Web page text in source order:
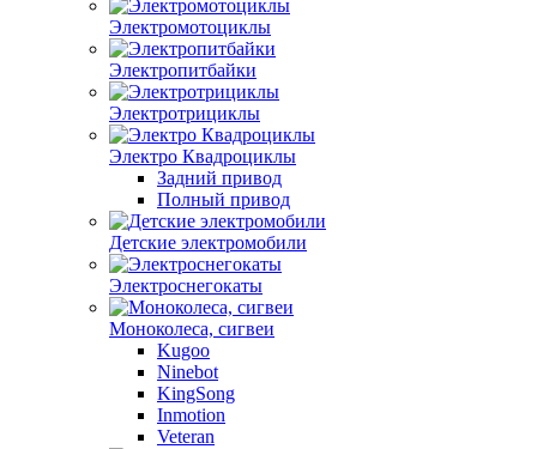
Электромотоциклы
Электропитбайки
Электротрициклы
Электро Квадроциклы
Задний привод
Полный привод
Детские электромобили
Электроснегокаты
Моноколеса, сигвеи
Kugoo
Ninebot
KingSong
Inmotion
Veteran